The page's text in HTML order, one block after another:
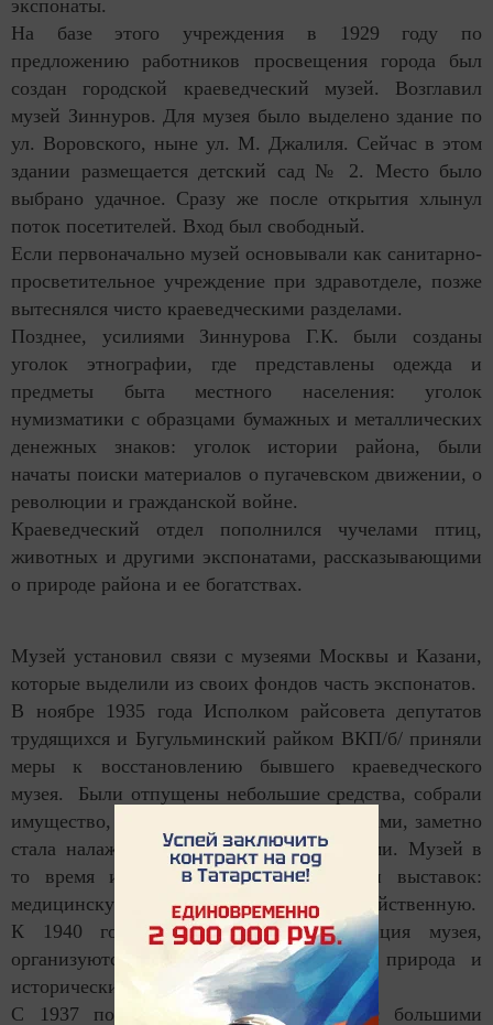
экспонаты.
На базе этого учреждения в 1929 году по
предложению работников просвещения города был
создан городской краеведческий музей. Возглавил
музей Зиннуров. Для музея было выделено здание по
ул. Воровского, ныне ул. М. Джалиля. Сейчас в этом
здании размещается детский сад № 2. Место было
выбрано удачное. Сразу же после открытия хлынул
поток посетителей. Вход был свободный.
Если первоначально музей основывали как санитарно-
просветительное учреждение при здравотделе, позже
вытеснялся чисто краеведческими разделами.
Позднее, усилиями Зиннурова Г.К. были созданы
уголок этнографии, где представлены одежда и
предметы быта местного населения: уголок
нумизматики с образцами бумажных и металлических
денежных знаков: уголок истории района, были
начаты поиски материалов о пугачевском движении, о
революции и гражданской войне.
Краеведческий отдел пополнился чучелами птиц,
животных и другими экспонатами, рассказывающими
о природе района и ее богатствах.
Музей установил связи с музеями Москвы и Казани,
которые выделили из своих фондов часть экспонатов.
В ноябре 1935 года Исполком райсовета депутатов
трудящихся и Бугульминский райком ВКП/б/ приняли
меры к восстановлению бывшего краеведческого
музея. Были отпущены небольшие средства, собрали
имущество, пополнили новыми экспонатами, заметно
стала налаживаться работа с посетителями. Музей в
то время имел несколько коллекций и выставок:
медицинскую, ветеринарную, сельскохозяйственную.
К 1940 году перестраивается экспозиция музея,
организуются новые отделы: вводный, природа и
исторический.
С 1937 по 1941 год музей работал с большими